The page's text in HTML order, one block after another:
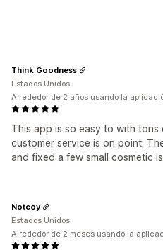
This app is so easy to with
customer service is on point.
and fixed a few small cosmetic
Think Goodness
Estados Unidos
Alrededor de 2 años usando la
Notcoy
Estados Unidos
Alrededor de 2 meses usando la